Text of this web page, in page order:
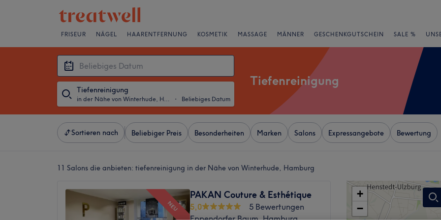
FRISEUR NÄGEL HAARENTFERNUNG KOSMETIK MASSAGE MÄNNER GESCHENKGUTSCHEIN SALE %
Tiefenreinigung
in der Nähe von Winterhude, Hamburg ・ Beliebiges Datum
Tiefenreinigung
Sortieren nach Beliebiger Preis Besonderheiten Marken Salons Expressangebote Bewertung
11 Salons die anbieten: tiefenreinigung in der Nähe von Winterhude, Hamburg
NEU
PAKAN Couture & Esthétique
5,0
5 Bewertungen
+
−